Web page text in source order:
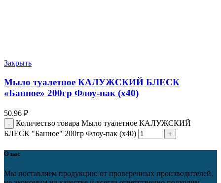
Закрыть
Мыло туалетное КАЛУЖСКИЙ БЛЕСК
«Банное» 200гр Флоу-пак (х40)
50.96 ₽
Количество товара Мыло туалетное КАЛУЖСКИЙ
БЛЕСК "Банное" 200гр Флоу-пак (х40)
О нас
Мы поставляем продукцию от проверенных производителей,